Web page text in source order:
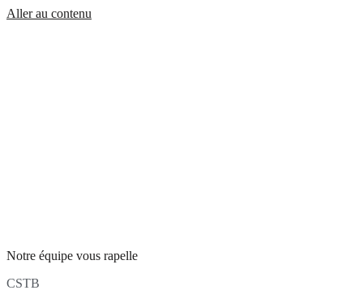
Aller au contenu
Notre équipe vous rapelle
CSTB